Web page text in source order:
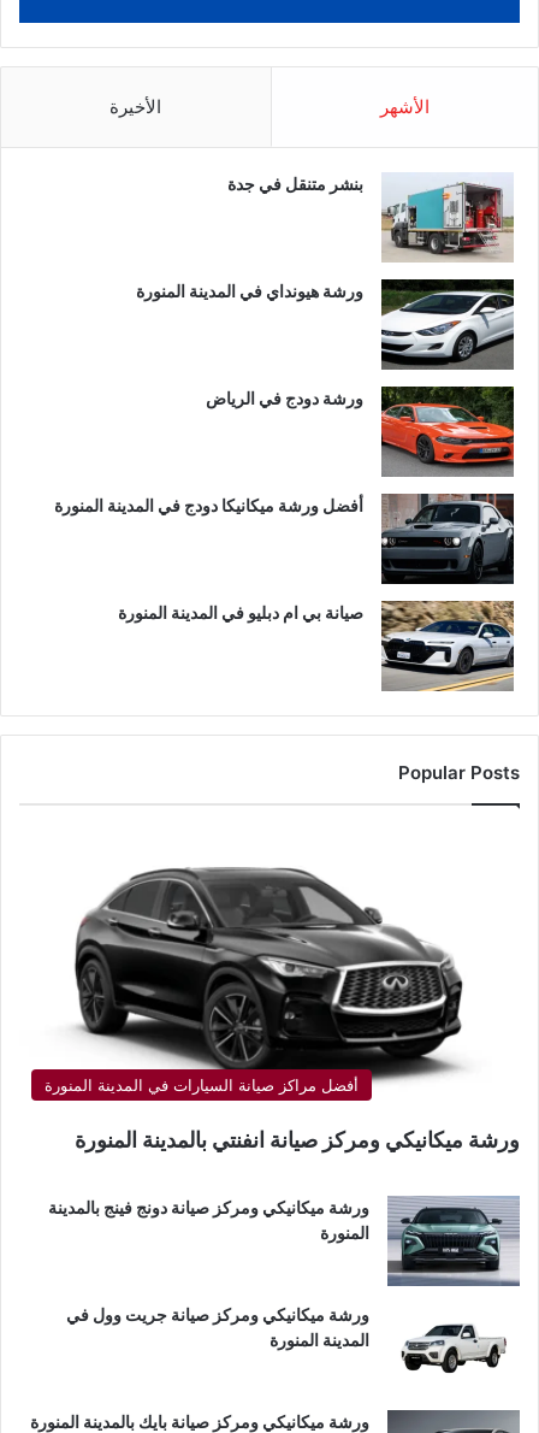
الأشهر الأخيرة
بنشر متنقل في جدة
ورشة هيونداي في المدينة المنورة
ورشة دودج في الرياض
أفضل ورشة ميكانيكا دودج في المدينة المنورة
صيانة بي ام دبليو في المدينة المنورة
Popular Posts
أفضل مراكز صيانة السيارات في المدينة المنورة
ورشة ميكانيكي ومركز صيانة انفنتي بالمدينة المنورة
ورشة ميكانيكي ومركز صيانة دونج فينج بالمدينة
المنورة
ورشة ميكانيكي ومركز صيانة جريت وول في
المدينة المنورة
ورشة ميكانيكي ومركز صيانة بايك بالمدينة المنورة